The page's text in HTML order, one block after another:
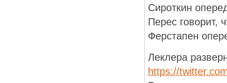
Сироткин
Перес говорит,
Ферстапен
Леклера
https://